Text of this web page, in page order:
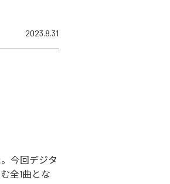
2023.8.31
今回デジタ
全1曲とな